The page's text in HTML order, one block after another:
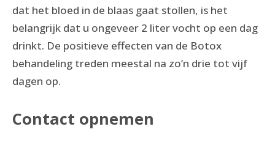
dat het bloed in de blaas gaat stollen, is het
belangrijk dat u ongeveer 2 liter vocht op een dag
drinkt. De positieve effecten van de Botox
behandeling treden meestal na zo’n drie tot vijf
dagen op.
Contact opnemen